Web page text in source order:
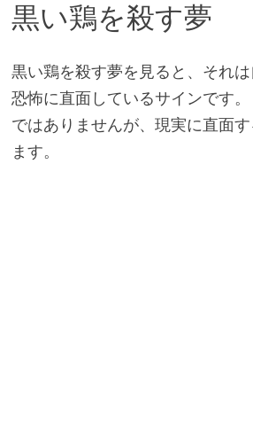
黒い鶏を殺す夢
黒い鶏を殺す夢を見ると、それ
恐怖に直面しているサインです
ではありませんが、現実に直面
ます。